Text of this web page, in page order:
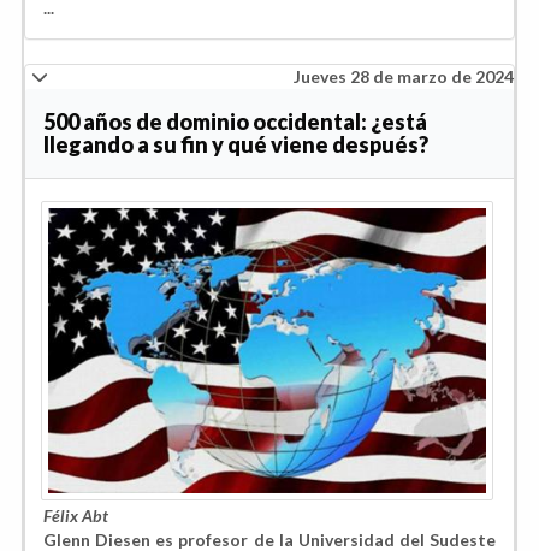
...
Jueves 28 de marzo de 2024
500 años de dominio occidental: ¿está
llegando a su fin y qué viene después?
Félix Abt
Glenn Diesen es profesor de la Universidad del Sudeste